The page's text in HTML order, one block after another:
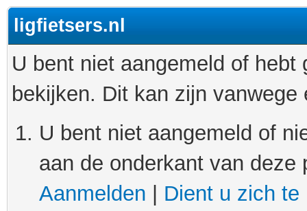
ligfietsers.nl
U bent niet aangemeld of
bekijken. Dit kan zijn
U bent niet aangemeld of
aan de onderkant van
Aanmelden
Dient u zich te